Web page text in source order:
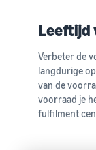
Leeftijd
Verbeter de
langdurige
van de
voorraad je
fulfilment